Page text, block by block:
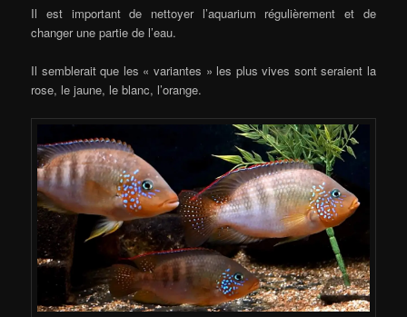
Il est important de nettoyer l’aquarium régulièrement et de
changer une partie de l’eau.
Il semblerait que les « variantes » les plus vives sont seraient la
rose, le jaune, le blanc, l’orange.